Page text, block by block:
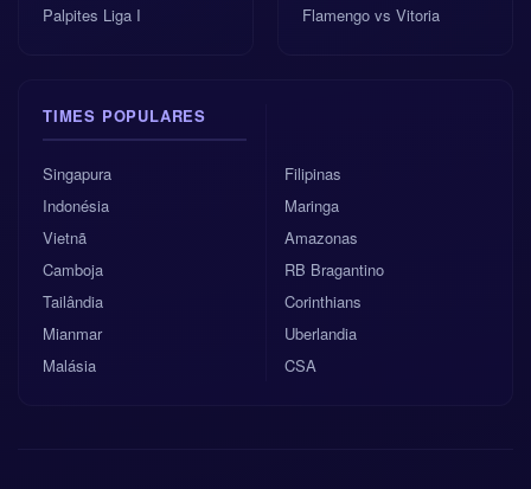
Palpites Liga I
Flamengo vs Vitoria
TIMES POPULARES
Singapura
Indonésia
Vietnã
Camboja
Tailândia
Mianmar
Malásia
Filipinas
Maringa
Amazonas
RB Bragantino
Corinthians
Uberlandia
CSA